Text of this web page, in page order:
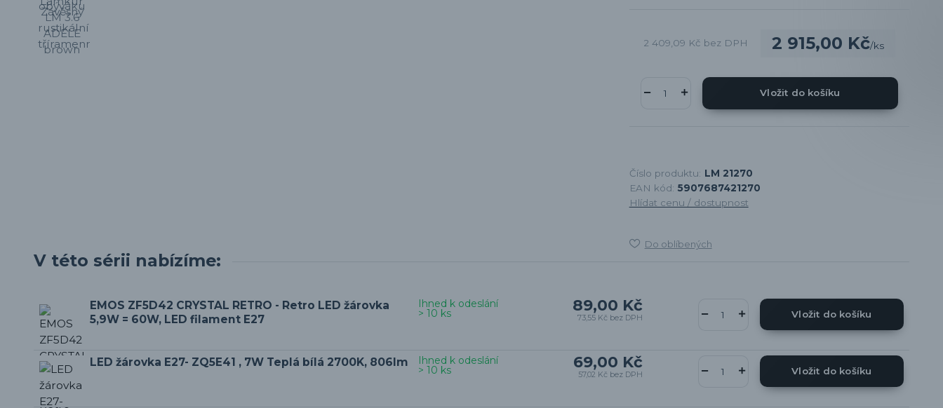
2 915,00 Kč/ks
2 409,09 Kč bez DPH
Vložit do košíku
Číslo produktu: LM 21270
EAN kód: 5907687421270
Hlídat cenu / dostupnost
Do oblíbených
V této sérii nabízíme:
EMOS ZF5D42 CRYSTAL RETRO - Retro LED žárovka
5,9W = 60W, LED filament E27
89,00 Kč
73,55 Kč bez DPH
Ihned k odeslání
> 10 ks Vložit do košíku
LED žárovka E27- ZQ5E41 , 7W Teplá bílá 2700K, 806lm 69,00 Kč
57,02 Kč bez DPH
Ihned k odeslání
> 10 ks Vložit do košíku